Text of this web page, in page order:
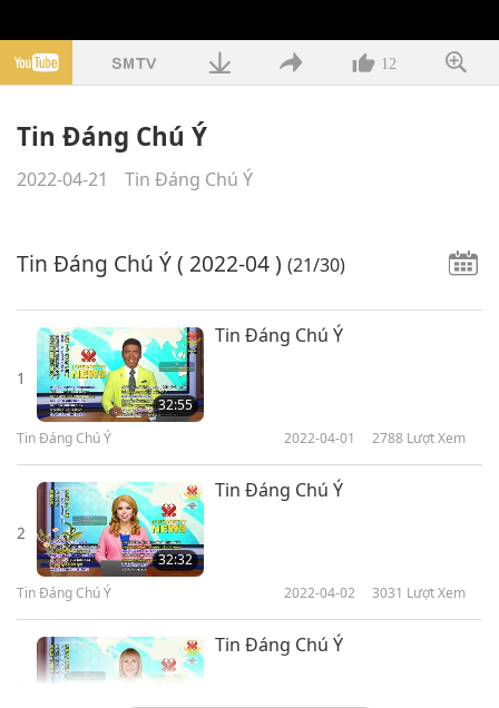
12
Tin Đáng Chú Ý
2022-04-21 Tin Đáng Chú Ý
Tin Đáng Chú Ý( 2022-04 ) (21/30)
1
32:55
Tin Đáng Chú Ý
Tin Đáng Chú Ý 2022-04-01 2788 Lượt Xem
2
32:32
Tin Đáng Chú Ý
Tin Đáng Chú Ý 2022-04-02 3031 Lượt Xem
Tin Đáng Chú Ý